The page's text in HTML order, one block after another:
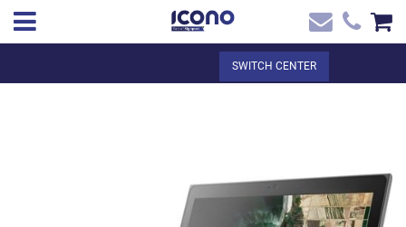
SEE THE BASKET
EN ✖
SWITCH CENTER